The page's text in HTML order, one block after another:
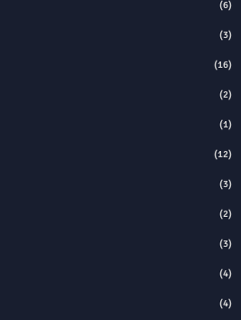
(6)
(3)
(16)
(2)
(1)
(12)
(3)
(2)
(3)
(4)
(4)